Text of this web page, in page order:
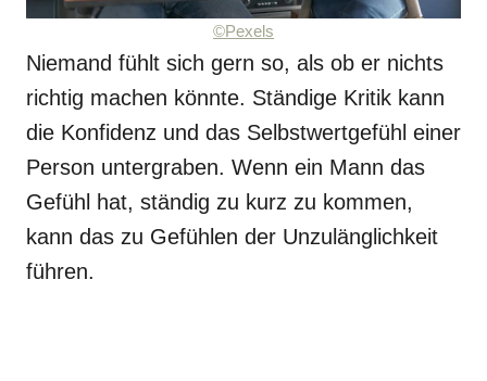
©Pexels
Niemand fühlt sich gern so, als ob er nichts
richtig machen könnte. Ständige Kritik kann
die Konfidenz und das Selbstwertgefühl einer
Person untergraben. Wenn ein Mann das
Gefühl hat, ständig zu kurz zu kommen,
kann das zu Gefühlen der Unzulänglichkeit
führen.